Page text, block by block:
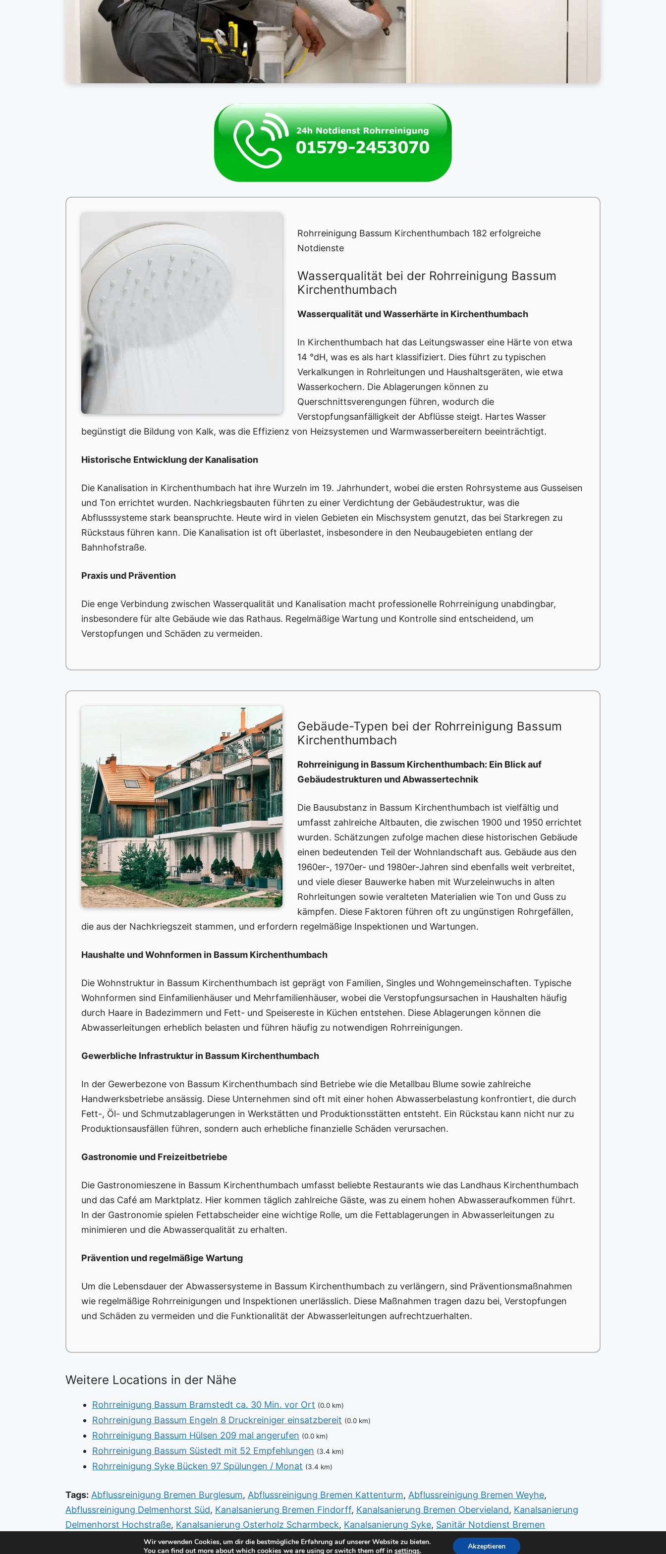
Rohrreinigung Bassum Kirchenthumbach 182 erfolgreiche
Notdienste
Wasserqualität bei der Rohrreinigung Bassum
Kirchenthumbach
Wasserqualität und Wasserhärte in Kirchenthumbach
In Kirchenthumbach hat das Leitungswasser eine Härte von etwa
14 °dH, was es als hart klassifiziert. Dies führt zu typischen
Verkalkungen in Rohrleitungen und Haushaltsgeräten, wie etwa
Wasserkochern. Die Ablagerungen können zu
Querschnittsverengungen führen, wodurch die
Verstopfungsanfälligkeit der Abflüsse steigt. Hartes Wasser
begünstigt die Bildung von Kalk, was die Effizienz von Heizsystemen und Warmwasserbereitern beeinträchtigt.
Historische Entwicklung der Kanalisation
Die Kanalisation in Kirchenthumbach hat ihre Wurzeln im 19. Jahrhundert, wobei die ersten Rohrsysteme aus Gusseisen
und Ton errichtet wurden. Nachkriegsbauten führten zu einer Verdichtung der Gebäudestruktur, was die
Abflusssysteme stark beanspruchte. Heute wird in vielen Gebieten ein Mischsystem genutzt, das bei Starkregen zu
Rückstaus führen kann. Die Kanalisation ist oft überlastet, insbesondere in den Neubaugebieten entlang der
Bahnhofstraße.
Praxis und Prävention
Die enge Verbindung zwischen Wasserqualität und Kanalisation macht professionelle Rohrreinigung unabdingbar,
insbesondere für alte Gebäude wie das Rathaus. Regelmäßige Wartung und Kontrolle sind entscheidend, um
Verstopfungen und Schäden zu vermeiden.
Gebäude-Typen bei der Rohrreinigung Bassum
Kirchenthumbach
Rohrreinigung in Bassum Kirchenthumbach: Ein Blick auf
Gebäudestrukturen und Abwassertechnik
Die Bausubstanz in Bassum Kirchenthumbach ist vielfältig und
umfasst zahlreiche Altbauten, die zwischen 1900 und 1950 errichtet
wurden. Schätzungen zufolge machen diese historischen Gebäude
einen bedeutenden Teil der Wohnlandschaft aus. Gebäude aus den
1960er-, 1970er- und 1980er-Jahren sind ebenfalls weit verbreitet,
und viele dieser Bauwerke haben mit Wurzeleinwuchs in alten
Rohrleitungen sowie veralteten Materialien wie Ton und Guss zu
kämpfen. Diese Faktoren führen oft zu ungünstigen Rohrgefällen,
die aus der Nachkriegszeit stammen, und erfordern regelmäßige Inspektionen und Wartungen.
Haushalte und Wohnformen in Bassum Kirchenthumbach
Die Wohnstruktur in Bassum Kirchenthumbach ist geprägt von Familien, Singles und Wohngemeinschaften. Typische
Wohnformen sind Einfamilienhäuser und Mehrfamilienhäuser, wobei die Verstopfungsursachen in Haushalten häufig
durch Haare in Badezimmern und Fett- und Speisereste in Küchen entstehen. Diese Ablagerungen können die
Abwasserleitungen erheblich belasten und führen häufig zu notwendigen Rohrreinigungen.
Gewerbliche Infrastruktur in Bassum Kirchenthumbach
In der Gewerbezone von Bassum Kirchenthumbach sind Betriebe wie die Metallbau Blume sowie zahlreiche
Handwerksbetriebe ansässig. Diese Unternehmen sind oft mit einer hohen Abwasserbelastung konfrontiert, die durch
Fett-, Öl- und Schmutzablagerungen in Werkstätten und Produktionsstätten entsteht. Ein Rückstau kann nicht nur zu
Produktionsausfällen führen, sondern auch erhebliche finanzielle Schäden verursachen.
Gastronomie und Freizeitbetriebe
Die Gastronomieszene in Bassum Kirchenthumbach umfasst beliebte Restaurants wie das Landhaus Kirchenthumbach
und das Café am Marktplatz. Hier kommen täglich zahlreiche Gäste, was zu einem hohen Abwasseraufkommen führt.
In der Gastronomie spielen Fettabscheider eine wichtige Rolle, um die Fettablagerungen in Abwasserleitungen zu
minimieren und die Abwasserqualität zu erhalten.
Prävention und regelmäßige Wartung
Um die Lebensdauer der Abwassersysteme in Bassum Kirchenthumbach zu verlängern, sind Präventionsmaßnahmen
wie regelmäßige Rohrreinigungen und Inspektionen unerlässlich. Diese Maßnahmen tragen dazu bei, Verstopfungen
und Schäden zu vermeiden und die Funktionalität der Abwasserleitungen aufrechtzuerhalten.
Weitere Locations in der Nähe
Rohrreinigung Bassum Bramstedt ca. 30 Min. vor Ort (0.0 km)
Rohrreinigung Bassum Engeln 8 Druckreiniger einsatzbereit (0.0 km)
Rohrreinigung Bassum Hülsen 209 mal angerufen (0.0 km)
Rohrreinigung Bassum Süstedt mit 52 Empfehlungen (3.4 km)
Rohrreinigung Syke Bücken 97 Spülungen / Monat (3.4 km)
Tags: Abflussreinigung Bremen Burglesum, Abflussreinigung Bremen Kattenturm, Abflussreinigung Bremen Weyhe,
Abflussreinigung Delmenhorst Süd, Kanalsanierung Bremen Findorff, Kanalsanierung Bremen Obervieland, Kanalsanierung
Delmenhorst Hochstraße, Kanalsanierung Osterholz Scharmbeck, Kanalsanierung Syke, Sanitär Notdienst Bremen
Wir verwenden Cookies, um dir die bestmögliche Erfahrung auf unserer Website zu bieten.
You can find out more about which cookies we are using or switch them off insettings. Akzeptieren